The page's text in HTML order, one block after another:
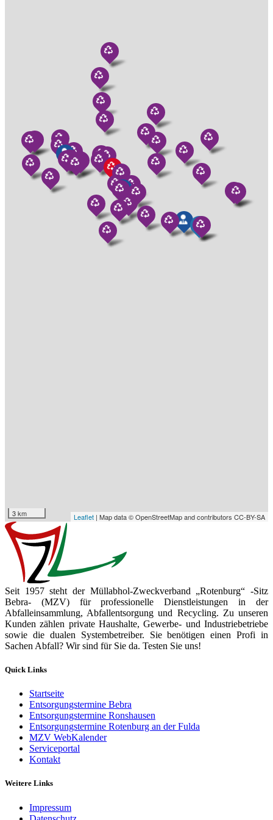
3 km Leaflet | Map data © OpenStreetMap and contributors CC-BY-SA
Seit 1957 steht der Müllabhol-Zweckverband „Rotenburg“ -Sitz
Bebra- (MZV) für professionelle Dienstleistungen in der
Abfalleinsammlung, Abfallentsorgung und Recycling. Zu unseren
Kunden zählen private Haushalte, Gewerbe- und Industriebetriebe
sowie die dualen Systembetreiber. Sie benötigen einen Profi in
Sachen Abfall? Wir sind für Sie da. Testen Sie uns!
Quick Links
Startseite
Entsorgungstermine Bebra
Entsorgungstermine Ronshausen
Entsorgungstermine Rotenburg an der Fulda
MZV WebKalender
Serviceportal
Kontakt
Weitere Links
Impressum